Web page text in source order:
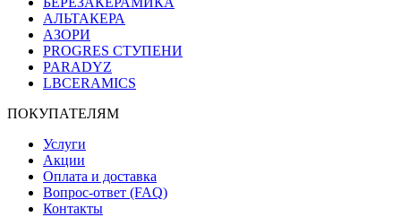
АЛЬТАКЕРА
АЗОРИ
PROGRES СТУПЕНИ
PARADYZ
LBCERAMICS
ПОКУПАТЕЛЯМ
Услуги
Акции
Оплата и доставка
Вопрос-ответ (FAQ)
Контакты